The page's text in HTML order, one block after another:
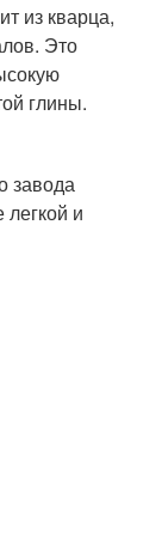
из кварца,
Это
глины.
завода
легкой и